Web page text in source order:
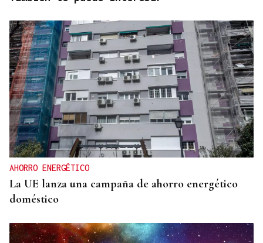
AHORRO ENERGÉTICO
La UE lanza una campaña de ahorro energético
doméstico